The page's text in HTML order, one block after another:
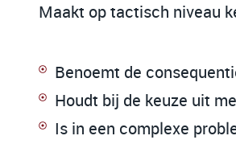
Maakt op tactisch niveau
Benoemt de
Houdt bij de keuze uit
Is in een complexe